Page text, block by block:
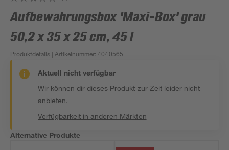
Aufbewahrungsbox 'Maxi-Box' grau
50,2 x 35 x 25 cm, 45 l
Produktdetails | Artikelnummer:4040565
Aktuell nicht verfügbar
Wir können dir dieses Produkt zur Zeit leider nicht
anbieten.
Verfügbarkeit in anderen Märkten
Alternative Produkte